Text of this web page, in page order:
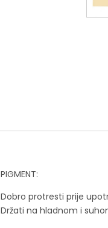
PIGMENT:
Dobro protresti prije
Držati na hladnom i